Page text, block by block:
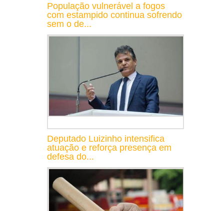
População vulnerável a fogos
com estampido continua sofrendo
sem o de...
Deputado Luizinho intensifica
atuação e reforça presença em
defesa do...